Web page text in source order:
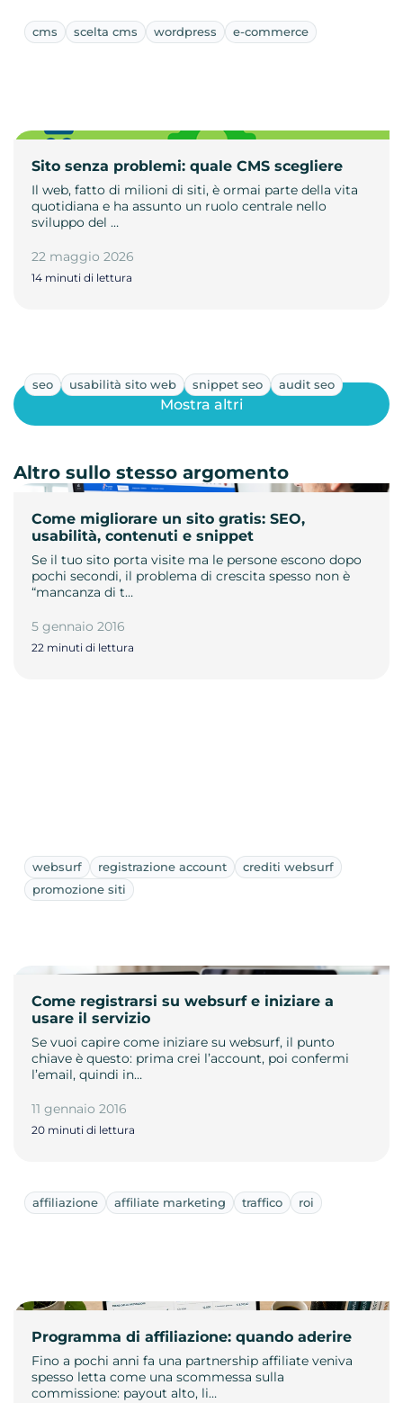
cms scelta cms wordpress e-commerce
Sito senza problemi: quale CMS scegliere
Il web, fatto di milioni di siti, è ormai parte della vita
quotidiana e ha assunto un ruolo centrale nello
sviluppo del …
22 maggio 2026
14 minuti di lettura
seo usabilità sito web snippet seo audit seo
Come migliorare un sito gratis: SEO,
usabilità, contenuti e snippet
Se il tuo sito porta visite ma le persone escono dopo
pochi secondi, il problema di crescita spesso non è
“mancanza di t…
5 gennaio 2016
22 minuti di lettura
Mostra altri
Altro sullo stesso argomento
websurf registrazione account
crediti websurf
promozione siti
Come registrarsi su websurf e iniziare a
usare il servizio
Se vuoi capire come iniziare su websurf, il punto
chiave è questo: prima crei l’account, poi confermi
l’email, quindi in…
11 gennaio 2016
20 minuti di lettura
affiliazione affiliate marketing traffico roi
Programma di affiliazione: quando aderire
Fino a pochi anni fa una partnership affiliate veniva
spesso letta come una scommessa sulla
commissione: payout alto, li…